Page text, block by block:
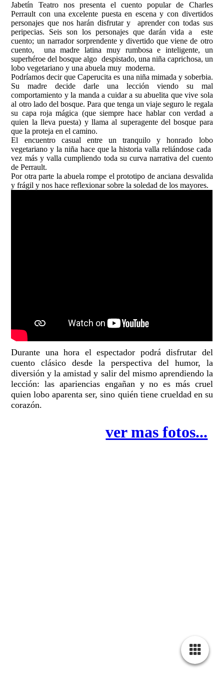
Jabetín Teatro nos presenta el cuento popular de Charles
Perrault con una excelente puesta en escena y con divertidos
personajes que nos harán disfrutar y aprender con todas sus
peripecias. Seis son los personajes que darán vida a este
cuento; un narrador sorprendente y divertido que viene de otro
cuento, una madre latina muy rumbosa e inteligente, un
superhéroe del bosque algo despistado, una niña caprichosa, un
lobo vegetariano y una abuela muy moderna.
Podríamos decir que Caperucita es una niña mimada y soberbia.
Su madre decide darle una lección viendo su mal
comportamiento y la manda a cuidar a su abuelita que vive sola
al otro lado del bosque. Para que tenga un viaje seguro le regala
su capa roja mágica (que siempre hace hablar con verdad a
quien la lleva puesta) y llama al superagente del bosque para
que la proteja en el camino.
El encuentro casual entre un tranquilo y honrado lobo
vegetariano y la niña hace que la historia valla reliándose cada
vez más y valla cumpliendo toda su curva narrativa del cuento
de Perrault.
Por otra parte la abuela rompe el prototipo de anciana desvalida
y frágil y nos hace reflexionar sobre la soledad de los mayores.
Durante una hora el espectador podrá disfrutar del
cuento clásico desde la perspectiva del humor, la
diversión y la amistad y salir del mismo aprendiendo la
lección: las apariencias engañan y no es más cruel
quien lobo aparenta ser, sino quién tiene crueldad en su
corazón.
ver mas fotos...